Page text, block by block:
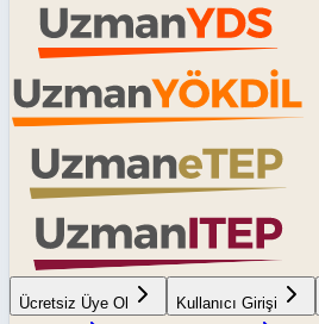
Ücretsiz Üye Ol Kullanıcı Girişi